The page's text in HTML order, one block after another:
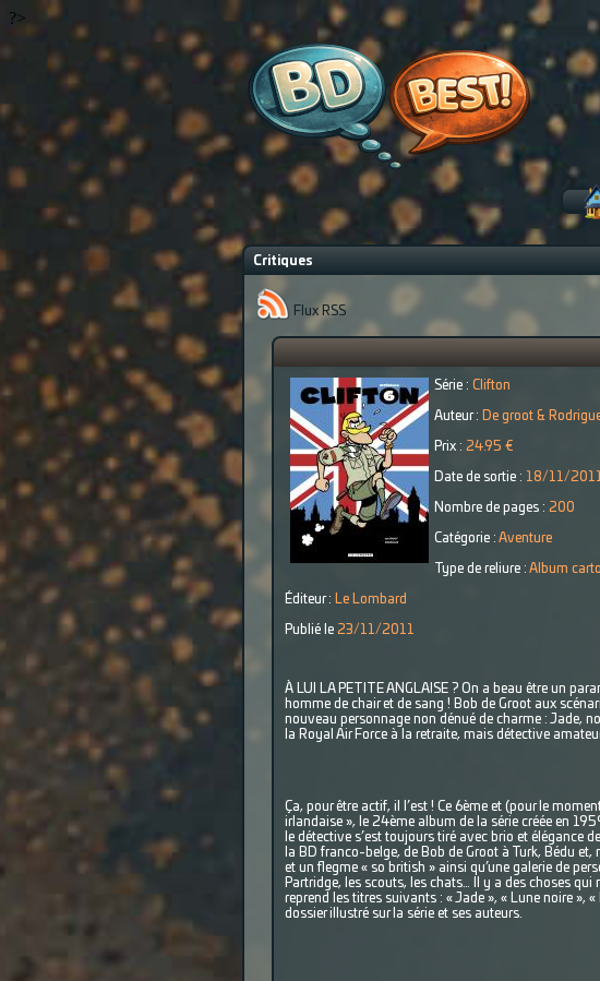
?>
Critiques
Flux RSS
Série : Clifton
Auteur : De groot &
Prix : 24.95 €
Date de sortie : 18/11/2011
Nombre de pages : 200
Catégorie : Aventure
Type de reliure : Album
Éditeur : Le Lombard
Publié le 23/11/2011
À LUI LA PETITE ANGLAISE ? On a beau être un
homme de chair et de sang ! Bob de Groot aux
nouveau personnage non dénué de charme : Jade,
la Royal Air Force à la retraite, mais détective
Ça, pour être actif, il l’est ! Ce 6ème et (pour le
irlandaise », le 24ème album de la série créée en
le détective s’est toujours tiré avec brio et élégance
la BD franco-belge, de Bob de Groot à Turk, Bédu
et un flegme « so british » ainsi qu’une galerie de
Partridge, les scouts, les chats… Il y a des choses qui
reprend les titres suivants : « Jade », « Lune noire »,
dossier illustré sur la série et ses auteurs.